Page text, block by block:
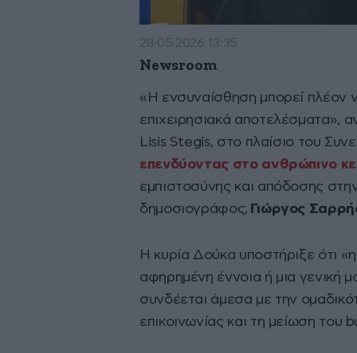
28·05·2026 13:35
Newsroom
«Η ενσυναίσθηση μπορεί πλέον
επιχειρησιακά αποτελέσματα»,
Lisis Stegis, στο πλαίσιο του
επενδύοντας στο ανθρώπινο
εμπιστοσύνης και απόδοσης
δημοσιογράφος, Γιώργος
Η κυρία Δούκα υποστήριξε ότι
αφηρημένη έννοια ή μια γενική
συνδέεται άμεσα με την
επικοινωνίας και τη μείωση